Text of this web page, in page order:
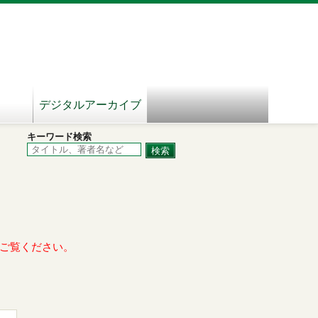
デジタルアーカイブ
キーワード検索
覧ください。